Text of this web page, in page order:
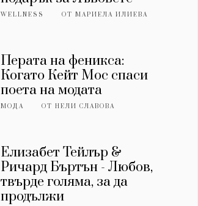
WELLNESS ОТМАРИЕЛА ИЛИЕВА
Перата на феникса:
Когато Кейт Мос спаси
поета на модата
МОДА ОТНЕЛИ СЛАВОВА
Елизабет Тейлър &
Ричард Бъртън - Любов,
твърде голяма, за да
продължи